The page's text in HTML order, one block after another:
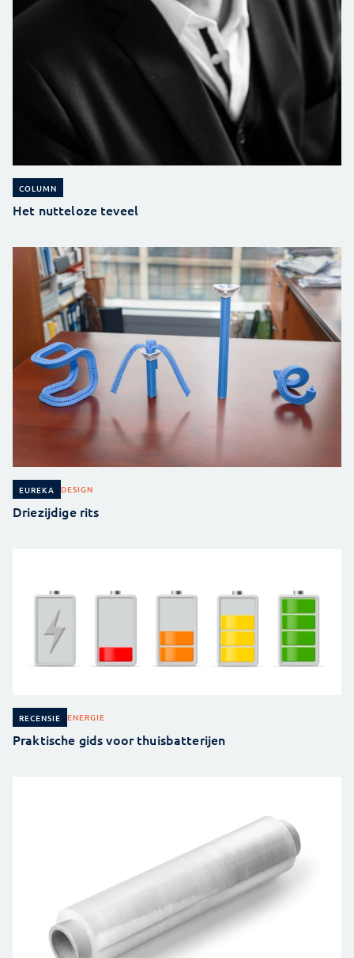
COLUMN
Het nutteloze teveel
EUREKA DESIGN
Driezijdige rits
RECENSIE ENERGIE
Praktische gids voor thuisbatterijen